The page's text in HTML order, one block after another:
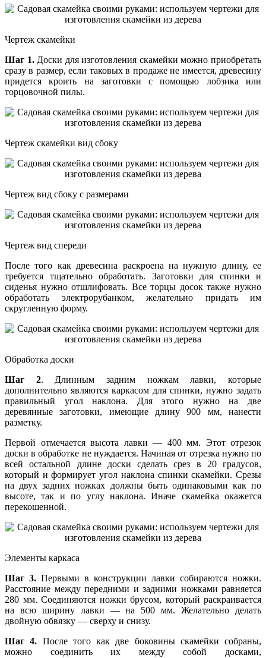
Чертеж скамейки
Шаг 1. Доски для изготовления скамейки можно приобретать
сразу в размер, если таковых в продаже не имеется, древесину
придется кроить на заготовки с помощью лобзика или
торцовочной пилы.
Чертеж скамейки вид сбоку
Чертеж вид сбоку с размерами
Чертеж вид спереди
После того как древесина раскроена на нужную длину, ее
требуется тщательно обработать. Заготовки для спинки и
сиденья нужно отшлифовать. Все торцы досок также нужно
обработать электрорубанком, желательно придать им
скругленную форму.
Обработка доски
Шаг 2. Длинным задним ножкам лавки, которые
дополнительно являются каркасом для спинки, нужно задать
правильный угол наклона. Для этого нужно на две
деревянные заготовки, имеющие длину 900 мм, нанести
разметку.
Первой отмечается высота лавки — 400 мм. Этот отрезок
доски в обработке не нуждается. Начиная от отрезка нужно по
всей остальной длине доски сделать срез в 20 градусов,
который и формирует угол наклона спинки скамейки. Срезы
на двух задних ножках должны быть одинаковыми как по
высоте, так и по углу наклона. Иначе скамейка окажется
перекошенной.
Элементы каркаса
Шаг 3. Первыми в конструкции лавки собираются ножки.
Расстояние между передними и задними ножками равняется
280 мм. Соединяются ножки брусом, который раскраивается
на всю ширину лавки — на 500 мм. Желательно делать
двойную обвязку — сверху и снизу.
Шаг 4. После того как две боковины скамейки собраны,
можно соединить их между собой досками,